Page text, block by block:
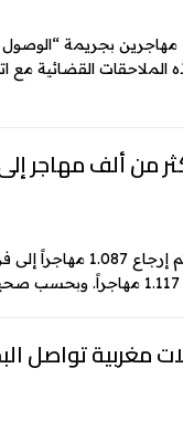
منذ استحداثها في 2022، أدين 1.109
القضائية مع
من ألف مهاجر
بعد نحو عام على دخوله
مغربية